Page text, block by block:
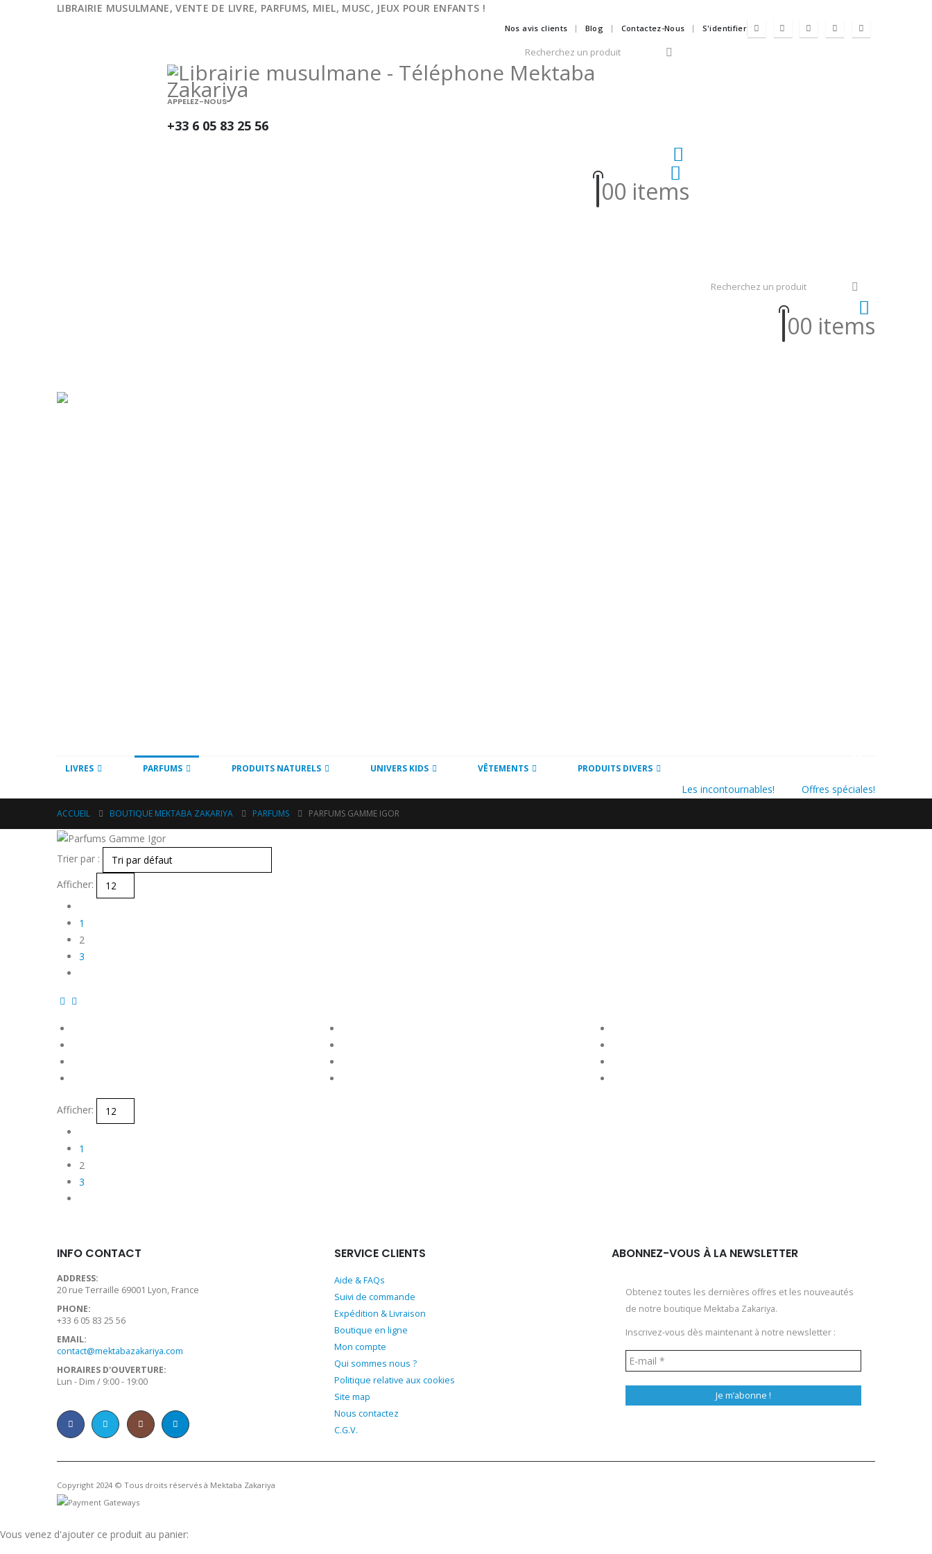
LIBRAIRIE MUSULMANE, VENTE DE LIVRE, PARFUMS, MIEL, MUSC, JEUX POUR ENFANTS !
Nos avis clients Blog Contactez-Nous S'identifier
APPELEZ-NOUS
+33 6 05 83 25 56
00 items
00 items
LIVRES PARFUMS PRODUITS NATURELS UNIVERS KIDS VÊTEMENTS PRODUITS DIVERS
Les incontournables! Offres spéciales!
ACCUEIL BOUTIQUE MEKTABA ZAKARIYA PARFUMS PARFUMS GAMME IGOR
Trier par :
Afficher:
1
2
3
Afficher:
1
2
3
INFO CONTACT
ADDRESS:
20 rue Terraille 69001 Lyon, France
PHONE:
+33 6 05 83 25 56
EMAIL:
contact@mektabazakariya.com
HORAIRES D'OUVERTURE:
Lun - Dim / 9:00 - 19:00
SERVICE CLIENTS
Aide & FAQs
Suivi de commande
Expédition & Livraison
Boutique en ligne
Mon compte
Qui sommes nous ?
Politique relative aux cookies
Site map
Nous contactez
C.G.V.
ABONNEZ-VOUS À LA NEWSLETTER
Obtenez toutes les dernières offres et les nouveautés
de notre boutique Mektaba Zakariya.
Inscrivez-vous dès maintenant à notre newsletter :
Copyright 2024 © Tous droits réservés à Mektaba Zakariya
Vous venez d'ajouter ce produit au panier: